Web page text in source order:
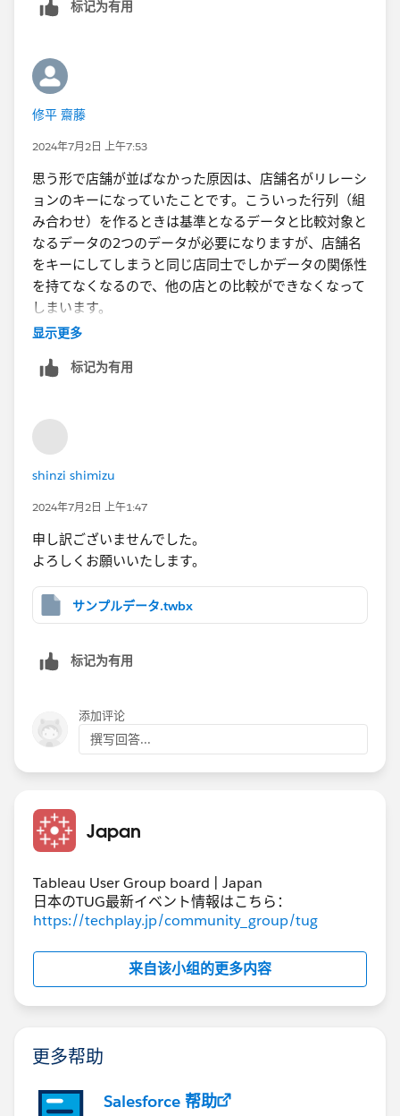
いたのが問題だったのでしょうか？
标记为有用
修平 齋藤
2024年7月2日 上午7:53
思う形で店舗が並ばなかった原因は、店舗名がリレーシ
ョンのキーになっていたことです。こういった行列（組
み合わせ）を作るときは基準となるデータと比較対象と
なるデータの2つのデータが必要になりますが、店舗名
をキーにしてしまうと同じ店同士でしかデータの関係性
を持てなくなるので、他の店との比較ができなくなって
しまいます。
显示更多
标记为有用
shinzi shimizu
2024年7月2日 上午1:47
申し訳ございませんでした。
よろしくお願いいたします。
サンプルデータ.twbx
标记为有用
添加评论
撰写回答...
Japan
Tableau User Group board | Japan
日本のTUG最新イベント情報はこちら：
https://techplay.jp/community_group/tug
来自该小组的更多内容
更多帮助
Salesforce 帮助